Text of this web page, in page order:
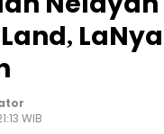
WIB